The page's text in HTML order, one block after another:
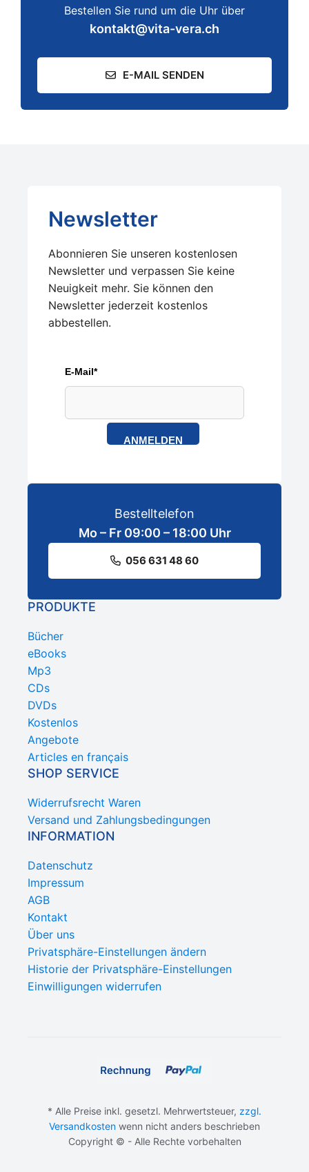
Bestellen Sie rund um die Uhr über
kontakt@vita-vera.ch
E-MAIL SENDEN
Newsletter
Abonnieren Sie unseren kostenlosen
Newsletter und verpassen Sie keine
Neuigkeit mehr. Sie können den
Newsletter jederzeit kostenlos
abbestellen.
E-Mail*
ANMELDEN
Bestelltelefon
Mo – Fr 09:00 – 18:00 Uhr
056 631 48 60
PRODUKTE
Bücher
eBooks
Mp3
CDs
DVDs
Kostenlos
Angebote
Articles en français
SHOP SERVICE
Widerrufsrecht Waren
Versand und Zahlungsbedingungen
INFORMATION
Datenschutz
Impressum
AGB
Kontakt
Über uns
Privatsphäre-Einstellungen ändern
Historie der Privatsphäre-Einstellungen
Einwilligungen widerrufen
* Alle Preise inkl. gesetzl. Mehrwertsteuer, zzgl.
Versandkosten wenn nicht anders beschrieben
Copyright © - Alle Rechte vorbehalten